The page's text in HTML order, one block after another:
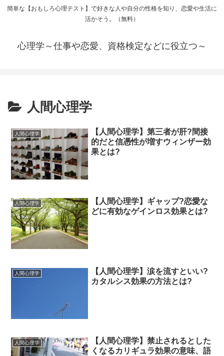
簡単な【おもしろ心理テスト】で好きな人や自分の性格を知り、恋愛や生活に
活かそう。（無料）
心理学～仕事や恋愛、資格検定などに役立つ～
人間心理学
人間心理学
【人間心理学】第三者が肝?間接
的だと信憑性が増すウィンザー効
果とは?
人間心理学
【人間心理学】ギャップ?恋愛な
どに有効なゲインロス効果とは?
人間心理学
【人間心理学】涙を流すといい?
カタルシス効果の方法とは?
人間心理学
【人間心理学】禁止されるとした
くなるカリギュラ効果の意味、語